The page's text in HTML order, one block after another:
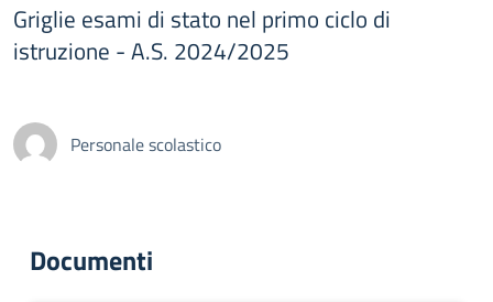
Griglie esami di stato nel primo ciclo di
istruzione - A.S. 2024/2025
Personale scolastico
Documenti